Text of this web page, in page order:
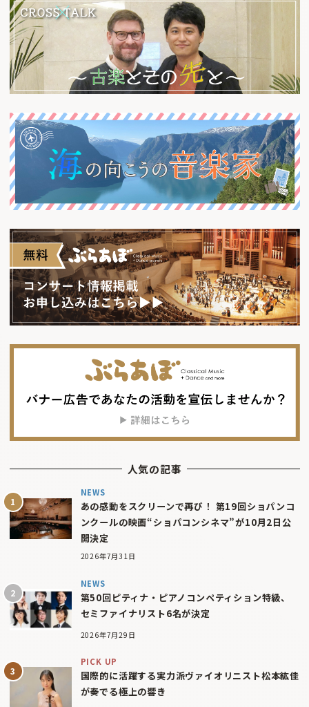
人気の記事
NEWS
あの感動をスクリーンで再び！ 第19回ショパンコ
ンクールの映画“ショパコンシネマ”が10月2日公
開決定
2026年7月31日
NEWS
第50回ピティナ・ピアノコンペティション特級、
セミファイナリスト6名が決定
2026年7月29日
PICK UP
国際的に活躍する実力派ヴァイオリニスト松本紘佳
が奏でる極上の響き